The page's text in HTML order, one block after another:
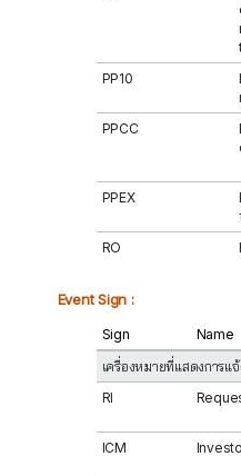
PP10
PPCC
PPEX
RO
Event Sign :
Sign Name
เครื่องหมายที่แสดงการ
RI
ICM